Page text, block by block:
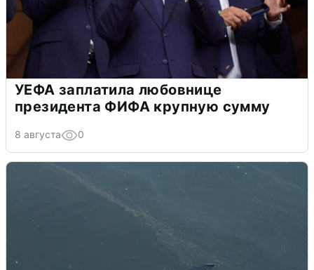
УЕФА заплатила любовнице
президента ФИФА крупную сумму
8 августа 0